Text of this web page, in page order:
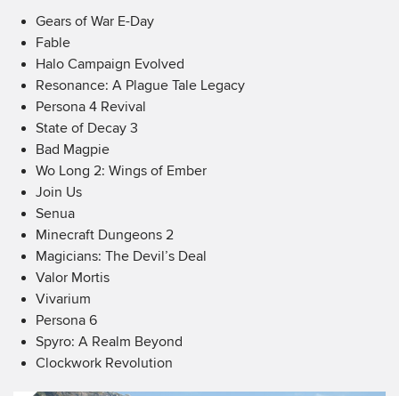
Gears of War E-Day
Fable
Halo Campaign Evolved
Resonance: A Plague Tale Legacy
Persona 4 Revival
State of Decay 3
Bad Magpie
Wo Long 2: Wings of Ember
Join Us
Senua
Minecraft Dungeons 2
Magicians: The Devil’s Deal
Valor Mortis
Vivarium
Persona 6
Spyro: A Realm Beyond
Clockwork Revolution